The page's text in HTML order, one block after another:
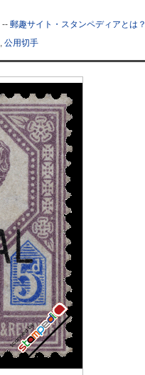
-- 郵趣サイト・スタンペディアとは？
, 公用切手